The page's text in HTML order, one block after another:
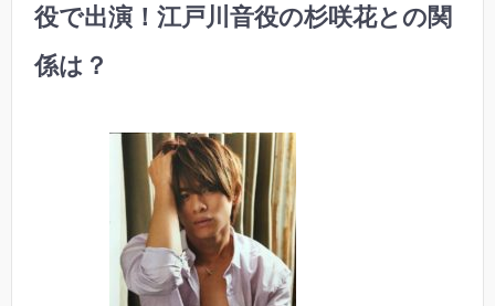
役で出演！江戸川音役の杉咲花との関
係は？